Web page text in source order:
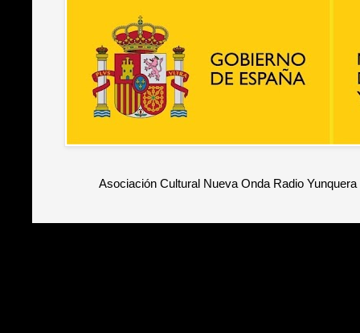
Asociación Cultural Nueva Onda Radio